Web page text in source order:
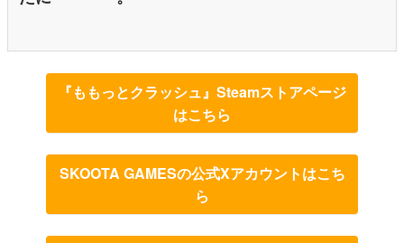
『ももっとクラッシュ』Steamストアページ
はこちら
SKOOTA GAMESの公式Xアカウントはこち
ら